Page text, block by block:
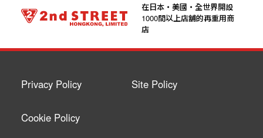
在日本‧美國‧全世界開設
1000間以上店舖的再重用商
店
Privacy Policy Site Policy
Cookie Policy